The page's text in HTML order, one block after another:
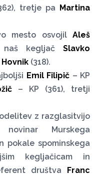
tretje pa Martina
mesto osvojil Aleš
kegljač Slavko
(318).
Emil Filipič – KP
– KP (361), tretji
z razglasitvijo
Murskega
pokale spominskega
kegljačicam in
društva Franc